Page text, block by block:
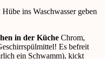
ins Waschwasser geben
in der Küche Chrom,
Es befreit
ein Schwamm), kickt